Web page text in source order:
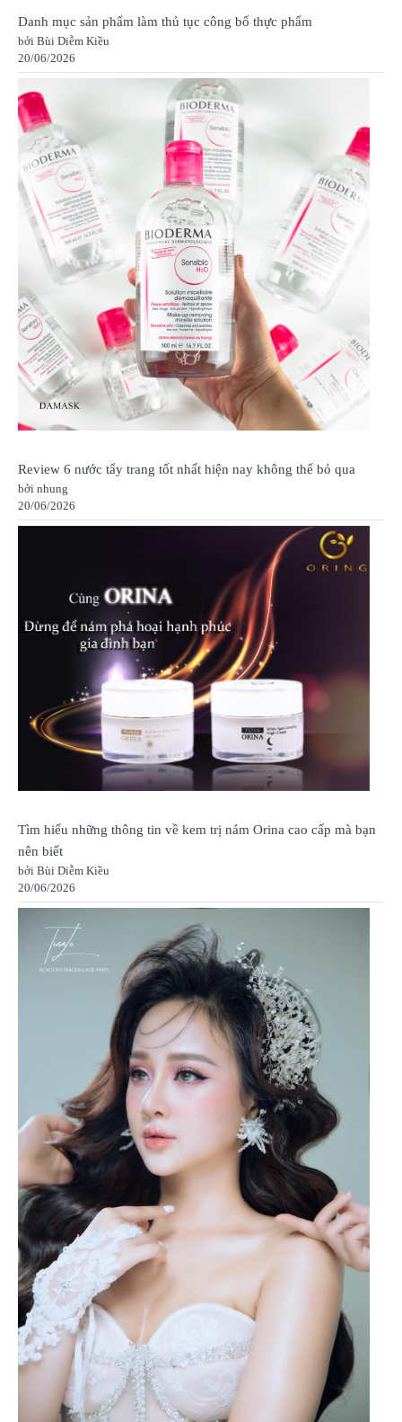
Danh mục sản phẩm làm thủ tục công bố thực phẩm
bởi Bùi Diễm Kiều
20/06/2026
Review 6 nước tẩy trang tốt nhất hiện nay không thể bỏ qua
bởi nhung
20/06/2026
Tìm hiểu những thông tin về kem trị nám Orina cao cấp mà bạn
nên biết
bởi Bùi Diễm Kiều
20/06/2026